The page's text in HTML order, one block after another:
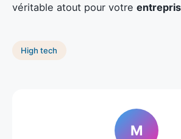
véritable atout pour votre
High tech
M